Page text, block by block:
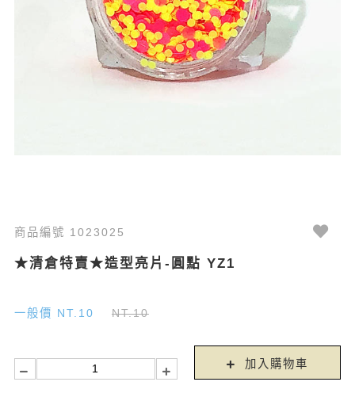
商品編號 1023025
★清倉特賣★造型亮片-圓點 YZ1
一般價 NT.10 NT.10
加入購物車